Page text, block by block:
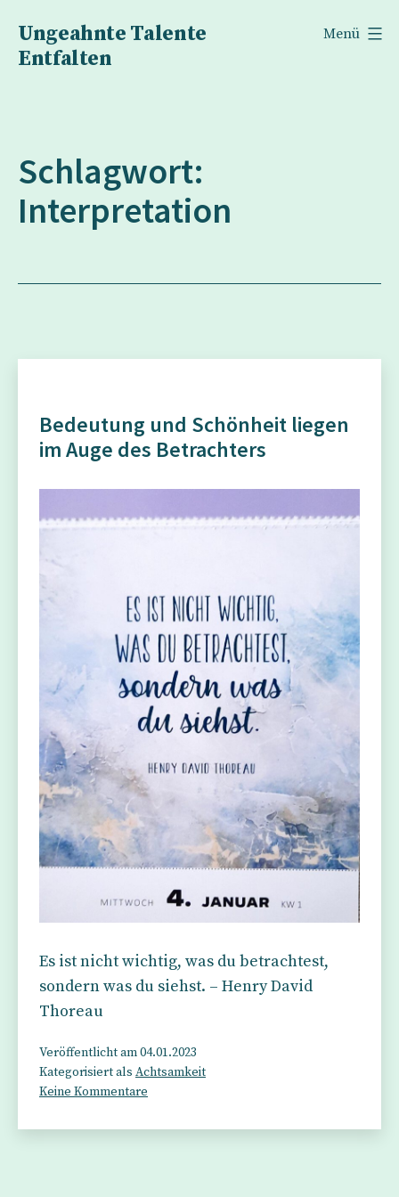
Inhalt
springen
Ungeahnte Talente
Entfalten
Menü
Schlagwort:
Interpretation
Bedeutung und Schönheit liegen
im Auge des Betrachters
Es ist nicht wichtig, was du betrachtest,
sondern was du siehst. – Henry David
Thoreau
Veröffentlicht am04.01.2023
Kategorisiert als Achtsamkeit
Keine Kommentare
und